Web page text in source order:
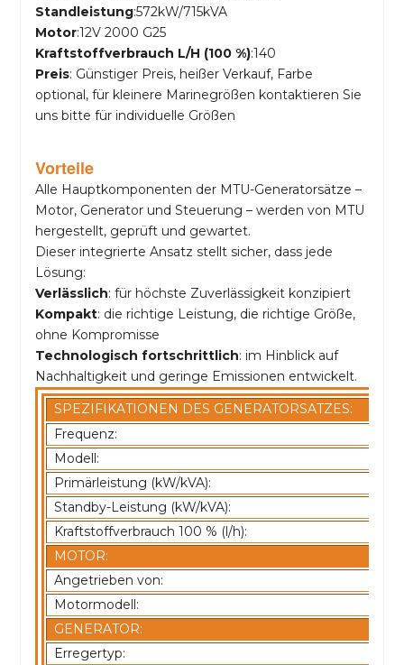
Standleistung:572kW/715kVA
Motor:12V 2000 G25
Kraftstoffverbrauch L/H (100 %):140
Preis: Günstiger Preis, heißer Verkauf, Farbe
optional, für kleinere Marinegrößen kontaktieren Sie
uns bitte für individuelle Größen
Vorteile
Alle Hauptkomponenten der MTU-Generatorsätze –
Motor, Generator und Steuerung – werden von MTU
hergestellt, geprüft und gewartet.
Dieser integrierte Ansatz stellt sicher, dass jede
Lösung:
Verlässlich: für höchste Zuverlässigkeit konzipiert
Kompakt: die richtige Leistung, die richtige Größe,
ohne Kompromisse
Technologisch fortschrittlich: im Hinblick auf
Nachhaltigkeit und geringe Emissionen entwickelt.
SPEZIFIKATIONEN DES GENERATORSATZES:
Frequenz:
Modell:
Primärleistung (kW/kVA):
Standby-Leistung (kW/kVA):
Kraftstoffverbrauch 100 % (l/h):
MOTOR:
Angetrieben von:
Motormodell:
GENERATOR:
Erregertyp: